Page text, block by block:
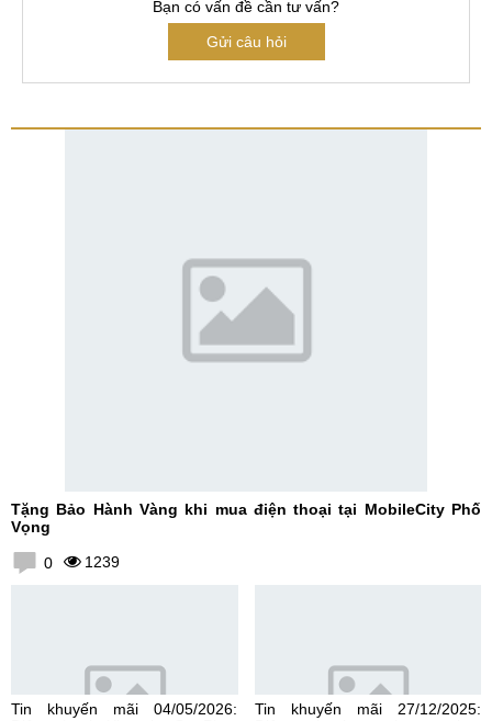
Bạn có vấn đề cần tư vấn?
Gửi câu hỏi
Tặng Bảo Hành Vàng khi mua điện thoại tại MobileCity Phố
Vọng
0 1239
Tin khuyến mãi 04/05/2026:
Tin khuyến mãi 27/12/2025: